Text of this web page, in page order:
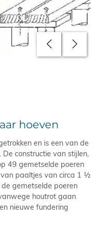
hoeven
en is een van de
constructie van stijlen,
49 gemetselde poeren
paaltjes van circa 1 ½
gemetselde poeren
houtrot gaan
nieuwe fundering